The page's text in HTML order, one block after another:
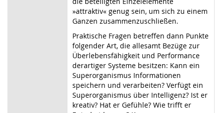
»attraktiv« genug sein, um sich zu einem
Ganzen zusammenzuschließen.
Praktische Fragen betreffen dann Punkte
folgender Art, die allesamt Bezüge zur
Überlebensfähigkeit und Performance
derartiger Systeme besitzen: Kann ein
Superorganismus Informationen
speichern und verarbeiten? Verfügt ein
Superorganismus über Intelligenz? Ist er
kreativ? Hat er Gefühle? Wie trifft er